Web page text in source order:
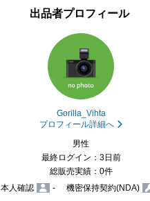
出品者プロフィール
Gorilla_Vihta
プロフィール詳細へ
男性
最終ログイン：3日前
総販売実績：0件
本人確認
- 機密保持契約(NDA)